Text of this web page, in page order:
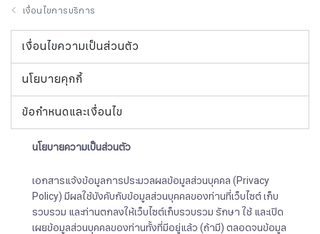
เงื่อนไขการบริการ
เงื่อนไขความเป็นส่วนตัว
นโยบายคุกกี้
ข้อกำหนดและเงื่อนไข
นโยบายความเป็นส่วนตัว
เอกสารแจ้งข้อมูลการประมวลผลข้อมูลส่วนบุคคล (Privacy
Policy) มีผลใช้บังคับกับข้อมูลส่วนบุคคลของท่านที่เว็บไซต์ เก็บ
รวบรวม และท่านตกลงให้เว็บไซต์เก็บรวบรวม รักษา ใช้ และเปิด
เผยข้อมูลส่วนบุคคลของท่านทั้งที่มีอยู่แล้ว (ถ้ามี) ตลอดจนข้อมูล